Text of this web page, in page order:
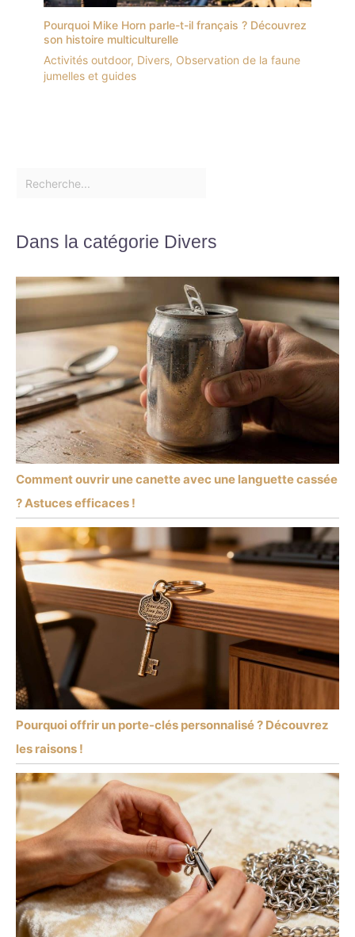
Pourquoi Mike Horn parle-t-il français ? Découvrez
son histoire multiculturelle
Activités outdoor, Divers, Observation de la faune
jumelles et guides
Dans la catégorie Divers
Comment ouvrir une canette avec une languette cassée
? Astuces efficaces !
Pourquoi offrir un porte-clés personnalisé ? Découvrez
les raisons !